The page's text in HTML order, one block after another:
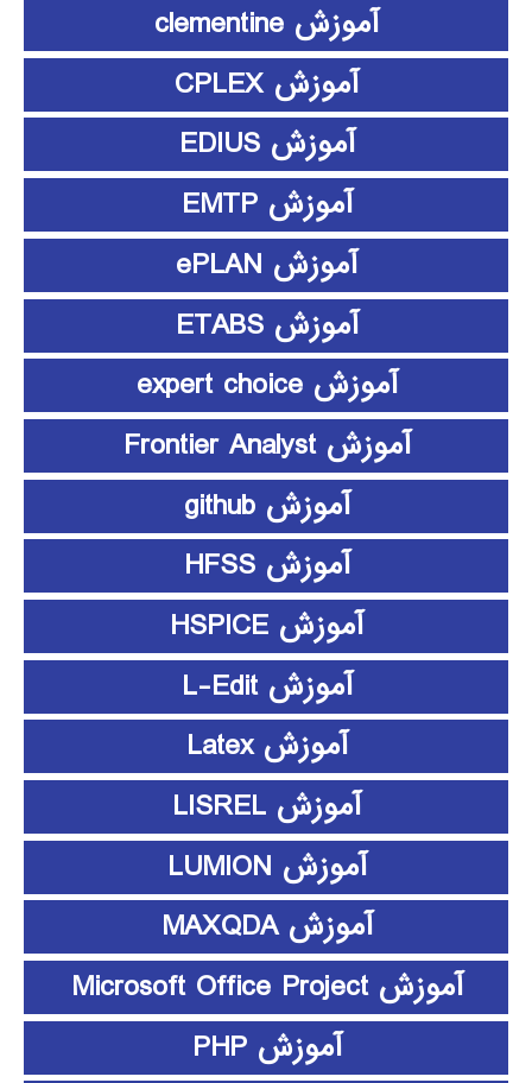
آموزش clementine
آموزش CPLEX
آموزش EDIUS
آموزش EMTP
آموزش ePLAN
آموزش ETABS
آموزش expert choice
آموزش Frontier Analyst
آموزش github
آموزش HFSS
آموزش HSPICE
آموزش L-Edit
آموزش Latex
آموزش LISREL
آموزش LUMION
آموزش MAXQDA
آموزش Microsoft Office Project
آموزش PHP